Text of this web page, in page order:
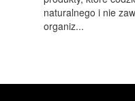
naturalnego i nie
organiz...